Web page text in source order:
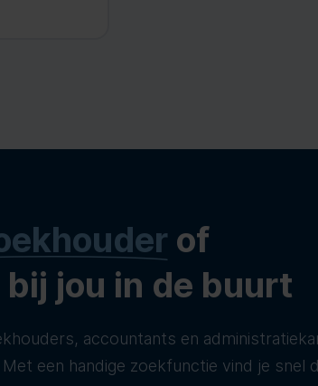
of
bij jou in de buurt
accountants en
een handige zoekfunctie vind je snel